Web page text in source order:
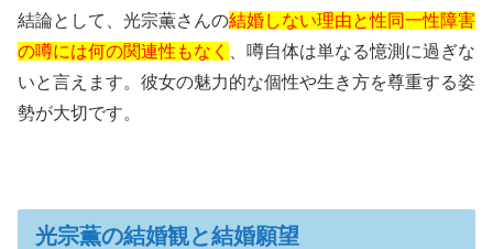
結論として、光宗薫さんの結婚しない理由と性同一性障害
の噂には何の関連性もなく
、噂自体は単なる憶測に過ぎな
いと言えます。彼女の魅力的な個性や生き方を尊重する姿
勢が大切です。
光宗薫の結婚観と結婚願望